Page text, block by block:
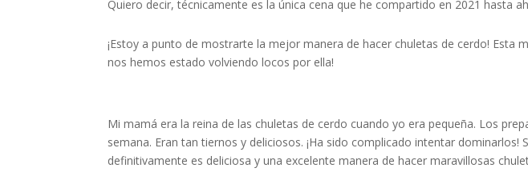
Quiero decir, técnicamente es la única cena que he compartido en 2021 hasta
¡Estoy a punto de mostrarte la mejor manera de hacer chuletas de cerdo! Esta
nos hemos estado volviendo locos por ella!
Mi mamá era la reina de las chuletas de cerdo cuando yo era pequeña. Los
semana. Eran tan tiernos y deliciosos. ¡Ha sido complicado intentar
definitivamente es deliciosa y una excelente manera de hacer maravillosas